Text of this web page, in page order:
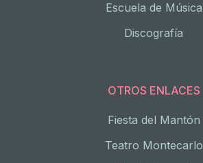
Escuela de Música
Discografía
OTROS ENLACES
Fiesta del Mantón
Teatro Montecarlo